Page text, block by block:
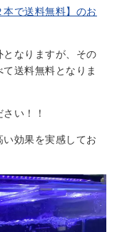
本で送料無料】のお
なりますが、その
送料無料となりま
い！！
効果を実感してお